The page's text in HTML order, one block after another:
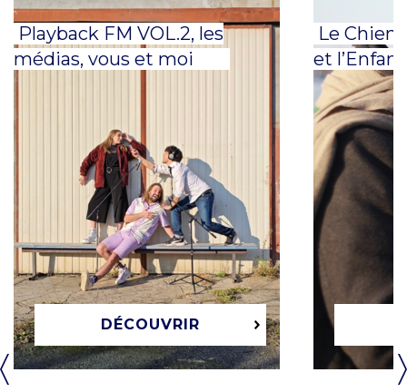
Playback FM VOL.2, les
médias, vous et moi
DÉCOUVRIR
Le
et l’Enfant